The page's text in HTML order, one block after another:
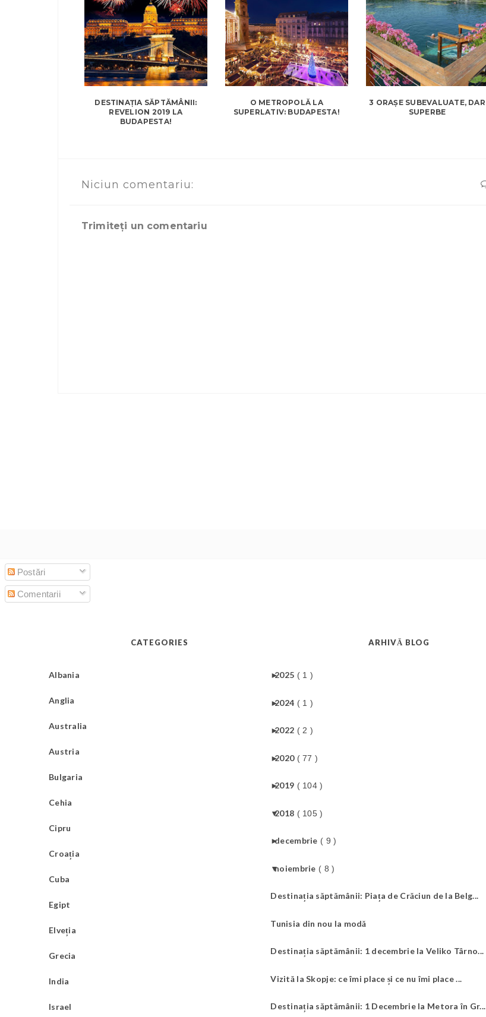
DESTINAȚIA SĂPTĂMÂNII:
REVELION 2019 LA
BUDAPESTA!
O METROPOLĂ LA
SUPERLATIV: BUDAPESTA!
3 ORAȘE SUBEVALUATE, DAR
SUPERBE
Niciun comentariu:
Trimiteți un comentariu
Postări
Comentarii
CATEGORIES
Albania
Anglia
Australia
Austria
Bulgaria
Cehia
Cipru
Croația
Cuba
Egipt
Elveția
Grecia
India
Israel
ARHIVĂ BLOG
►
2025 ( 1 )
►
2024 ( 1 )
►
2022 ( 2 )
►
2020 ( 77 )
►
2019 ( 104 )
▼
2018 ( 105 )
►
decembrie ( 9 )
▼
noiembrie ( 8 )
Destinația săptămânii: Piața de Crăciun de la Belg...
Tunisia din nou la modă
Destinația săptămânii: 1 decembrie la Veliko Târno...
Vizită la Skopje: ce îmi place și ce nu îmi place ...
Destinația săptămânii: 1 Decembrie la Metora în Gr...